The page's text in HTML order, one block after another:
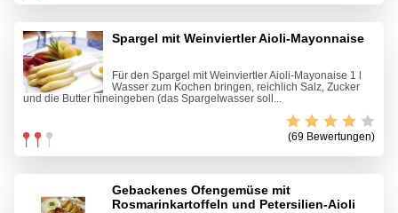
Spargel mit Weinviertler Aioli-Mayonnaise
Für den Spargel mit Weinviertler Aioli-Mayonaise 1 l
Wasser zum Kochen bringen, reichlich Salz, Zucker
und die Butter hineingeben (das Spargelwasser soll...
(69 Bewertungen)
Gebackenes Ofengemüse mit
Rosmarinkartoffeln und Petersilien-Aioli